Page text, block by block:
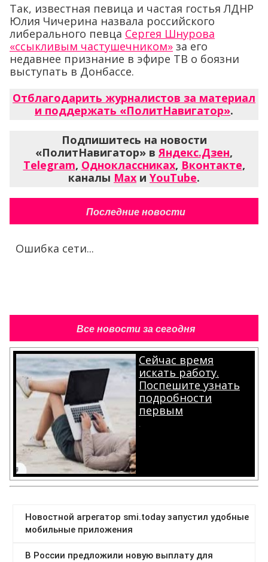
Так, известная певица и частая гостья ЛДНР
Юлия Чичерина назвала российского
либерального певца Сергея Шнурова
«ссыкливым частушечником» за его
недавнее признание в эфире ТВ о боязни
выступать в Донбассе.
Отблагодарить журналистов за материал
и поддержать «ПолитНавигатор».
Подпишитесь на новости
«ПолитНавигатор» в Яндекс.Дзен,
Telegram, Одноклассниках, Вконтакте,
каналы Max и YouTube.
Последние новости
Ошибка сети...
Все новости за сегодня
Сейчас время
искать работу.
Поспешите узнать
подробности
первым
.